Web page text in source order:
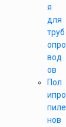
я
для
труб
опро
вод
ов
Пол
ипро
пиле
нов